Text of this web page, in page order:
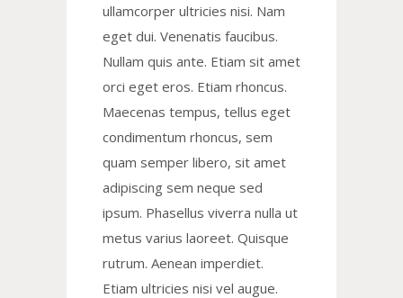
ullamcorper ultricies nisi. Nam
eget dui. Venenatis faucibus.
Nullam quis ante. Etiam sit amet
orci eget eros. Etiam rhoncus.
Maecenas tempus, tellus eget
condimentum rhoncus, sem
quam semper libero, sit amet
adipiscing sem neque sed
ipsum. Phasellus viverra nulla ut
metus varius laoreet. Quisque
rutrum. Aenean imperdiet.
Etiam ultricies nisi vel augue.